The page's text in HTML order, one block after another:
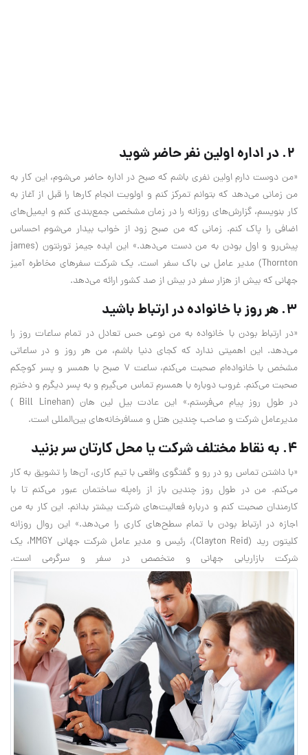
«من دوست دارم اولین نفری باشم که صبح در اداره حاضر می‌شوم، این کار به
من زمانی می‌دهد که بتوانم تمرکز کنم و اولویت انجام کار‌ها را قبل از آغاز به
کار بنویسم، گزارش‌های روزانه را در زمان مشخصی جمع‌بندی کنم و ایمیل‌های
اضافی را پاک کنم. زمانی که من صبح زود از خواب بیدار می‌شوم احساس
پیش‌رو و اول بودن به من دست می‌دهد.» این ایده جیمز تورنتون (james
Thornton) مدیر عامل بی باک سفر است. یک شرکت سفر‌های مخاطره آمیز
جهانی که بیش از هزار سفر در بیش از صد کشور ارائه می‌دهد.
۳. هر روز با خانواده در ارتباط باشید
«در ارتباط بودن با خانواده به من نوعی حس تعادل در تمام ساعات روز را
می‌دهد. این اهمیتی ندارد که کجای دنیا باشم، من هر روز و در ساعاتی
مشخص با خانواده‌ام صحبت می‌کنم، ساعت ۷ صبح با همسر و پسر کوچکم
صحبت می‌کنم. غروب دوباره با همسرم تماس می‌گیرم و به پسر دیگرم و دخترم
در طول روز پیام می‌فرستم.» این عادت بیل لین هان (Bill Linehan )
مدیرعامل شرکت و صاحب چندین هتل و مسافرخانه‌های بین‌المللی است.
۴. به نقاط مختلف شرکت یا محل کارتان سر بزنید
«با داشتن تماس رو‌‌‌ در‌‌ رو و گفتگوی واقعی با تیم کاری، آن‌ها را تشویق به کار
می‌کنم. من در طول روز چندین باز از راه‌پله ساختمان عبور می‌کنم تا با
کارمندان صحبت کنم و درباره فعالیت‌های شرکت بیشتر بدانم. این کار به من
اجازه در ارتباط بودن با تمام سطح‌های کاری را می‌دهد.» این روال روزانه
کلیتون رید (Clayton Reid)، رئيس و مدیر عامل شرکت جهانی MMGY‌، یک
شرکت بازاریابی جهانی و متخصص در سفر و سرگرمی است.